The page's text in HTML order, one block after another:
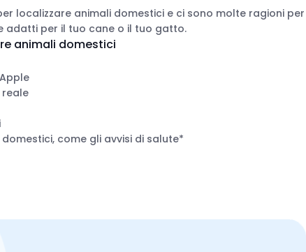
localizzare animali domestici e ci sono molte ragioni per
adatti per il tuo cane o il tuo gatto.
animali domestici
reale
come gli avvisi di salute*